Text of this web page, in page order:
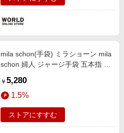
mila schon(手袋) ミラショーン mila
schon 婦人 ジャージ手袋 五本指 ベ
Mサイズ）総丈：24cm/M
￥ 5,280
1.5%
ストアにすすむ